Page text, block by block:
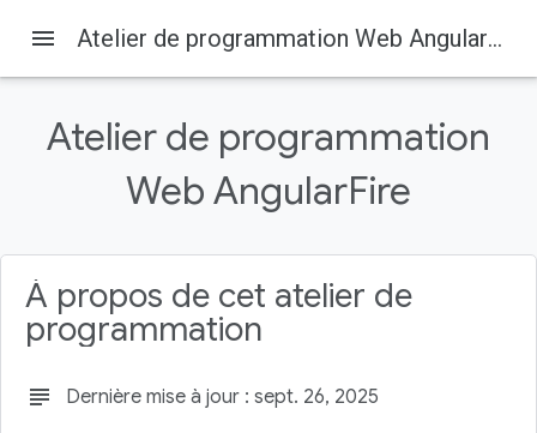
Firebase Codelabs
Sur cette page
1. Présentation
2. Obtenir l'exemple de code
Créer un dépôt GitHub
Créer un projet Firebase
menu Atelier de programmation Web AngularFire
Atelier de programmation
Web AngularFire
À propos de cet atelier de
programmation
subject Dernière mise à jour : sept. 26, 2025